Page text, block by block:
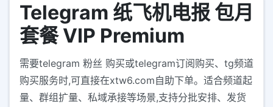
Telegram 纸飞机电报 包月
套餐 VIP Premium
需要telegram 粉丝 购买或telegram订阅购买、tg频道
购买服务时,可直接在xtw6.com自助下单。适合频道起
量、群组扩量、私域承接等场景,支持分批安排、发货